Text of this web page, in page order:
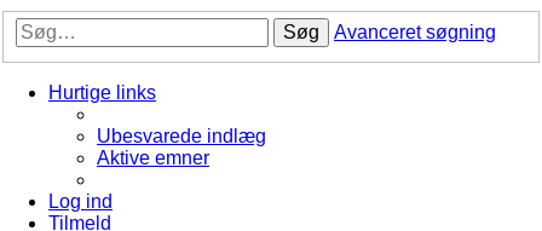
Søg Avanceret søgning
Hurtige links
Ubesvarede indlæg
Aktive emner
Log ind
Tilmeld